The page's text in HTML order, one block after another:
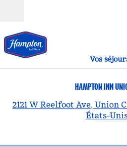
Vos
HAMPTON INN
2121 W Reelfoot Ave, Union
États-